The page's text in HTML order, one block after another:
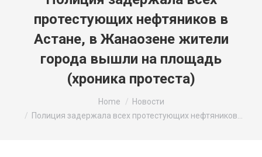
протестующих нефтяников в
Астане, в Жанаозене жители
города вышли на площадь
(хроника протеста)
Home
Новости
Полиция задержала всех протестующих нефтяников…